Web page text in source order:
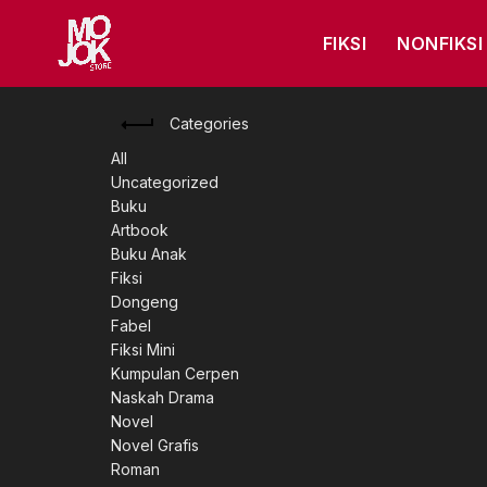
FIKSI NONFIKSI
Categories
All
Uncategorized
Buku
Artbook
Buku Anak
Fiksi
Dongeng
Fabel
Fiksi Mini
Kumpulan Cerpen
Naskah Drama
Novel
Novel Grafis
Roman